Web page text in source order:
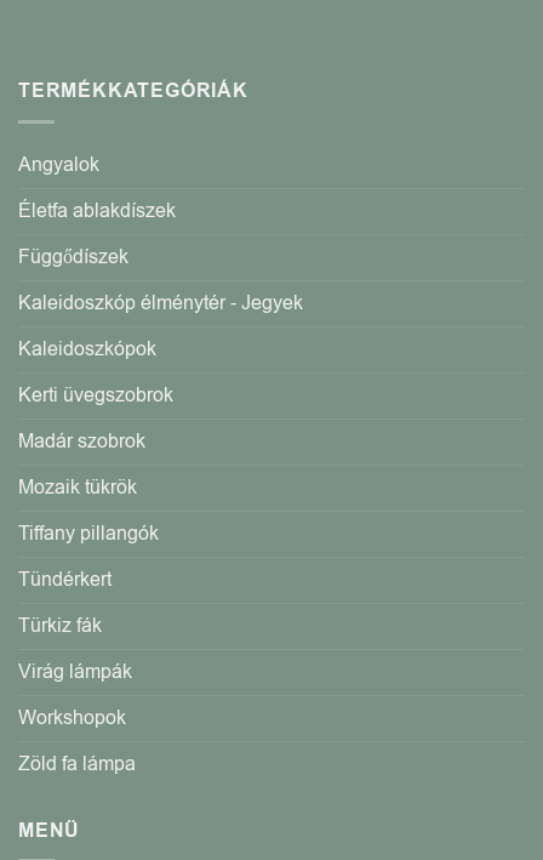
TERMÉKKATEGÓRIÁK
Angyalok
Életfa ablakdíszek
Függődíszek
Kaleidoszkóp élménytér - Jegyek
Kaleidoszkópok
Kerti üvegszobrok
Madár szobrok
Mozaik tükrök
Tiffany pillangók
Tündérkert
Türkiz fák
Virág lámpák
Workshopok
Zöld fa lámpa
MENÜ